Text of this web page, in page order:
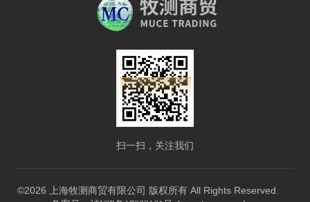
扫一扫，关注我们
©2026 上海牧测商贸有限公司 版权所有 All Rights Reserved.